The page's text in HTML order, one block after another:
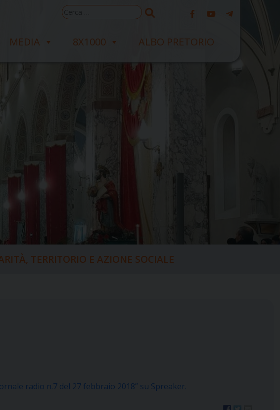
Ricerca
per:
MEDIA 8X1000 ALBO PRETORIO
TERRITORIO E AZIONE SOCIALE
radio n.7 del 27 febbraio 2018” su Spreaker.